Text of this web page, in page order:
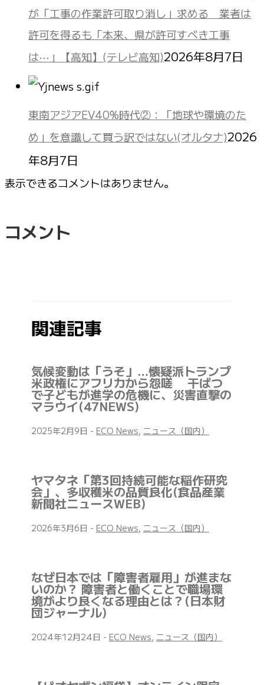
が「工事の作業許可取り消し」求める 業者は
許可を得るも「本来、県が許可すべき工事
は⋯」【高知】(テレビ高知)2026年8月7日
東南アジアEV40%時代②：「地球や環境のた
め」を意識して買う訳ではない(オルタナ)2026
年8月7日
表示できるコメントはありません。
コメント
関連記事
気候変動は「うそ」…懐疑派トランプ
米政権にアフリカから怨嗟 干ばつ
で子どもが進学の危機に、災害直撃の
マラウイ(47NEWS)
2025年2月9日 - ECO News, ニュース（国内）
ヤマタネ「第3回持続可能な稲作研究
会」、多収穫米の品質良化(食品産業
新聞社ニュースWEB)
2026年3月6日 - ECO News, ニュース（国内）
なぜ日本では「障害者雇用」が進まな
いのか？ 障害者と働くことで職場環
境がより良くなる理由とは？(日本財
団ジャーナル)
2024年12月24日 - ECO News, ニュース（国内）